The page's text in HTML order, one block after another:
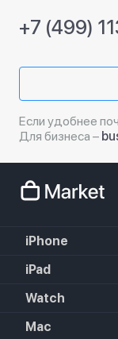
+7 (499)
Если удобнее
Для бизнеса –
iPhone
iPhone 18 Pro Max
iPhone 18
iPhone 17 Pro Max
iPad
iPad Air (2022)
iPad 10.2 (2021)
Watch
Apple Watch
Mac